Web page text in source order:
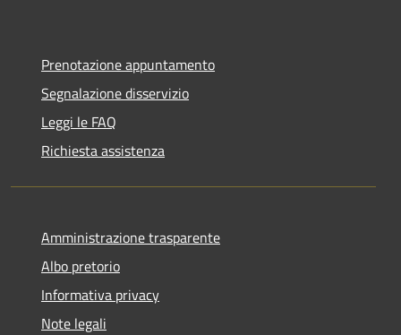
Prenotazione appuntamento
Segnalazione disservizio
Leggi le FAQ
Richiesta assistenza
Amministrazione trasparente
Albo pretorio
Informativa privacy
Note legali